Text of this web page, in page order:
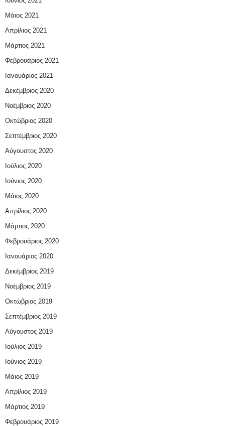
Μάιος 2021
Απρίλιος 2021
Μάρτιος 2021
Φεβρουάριος 2021
Ιανουάριος 2021
Δεκέμβριος 2020
Νοέμβριος 2020
Οκτώβριος 2020
Σεπτέμβριος 2020
Αύγουστος 2020
Ιούλιος 2020
Ιούνιος 2020
Μάιος 2020
Απρίλιος 2020
Μάρτιος 2020
Φεβρουάριος 2020
Ιανουάριος 2020
Δεκέμβριος 2019
Νοέμβριος 2019
Οκτώβριος 2019
Σεπτέμβριος 2019
Αύγουστος 2019
Ιούλιος 2019
Ιούνιος 2019
Μάιος 2019
Απρίλιος 2019
Μάρτιος 2019
Φεβρουάριος 2019